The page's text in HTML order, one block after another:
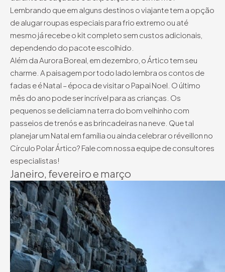
Lembrando que em alguns destinos o viajante tem a opção
de alugar roupas especiais para frio extremo ou até
mesmo já recebe o kit completo sem custos adicionais,
dependendo do pacote escolhido.
Além da Aurora Boreal, em dezembro, o Ártico tem seu
charme. A paisagem por todo lado lembra os contos de
fadas e é Natal – época de visitar o Papai Noel. O último
mês do ano pode ser incrível para as crianças. Os
pequenos se deliciam na terra do bom velhinho com
passeios de trenós e as brincadeiras na neve. Que tal
planejar um Natal em família ou ainda celebrar o réveillon no
Círculo Polar Ártico? Fale com nossa equipe de consultores
especialistas!
Janeiro, fevereiro e março